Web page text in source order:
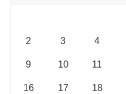
2 3 4
9 10 11
16 17 18